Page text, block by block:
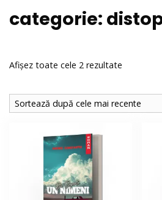
categorie:
Afișez toate cele 2 rezultate
cele
mai